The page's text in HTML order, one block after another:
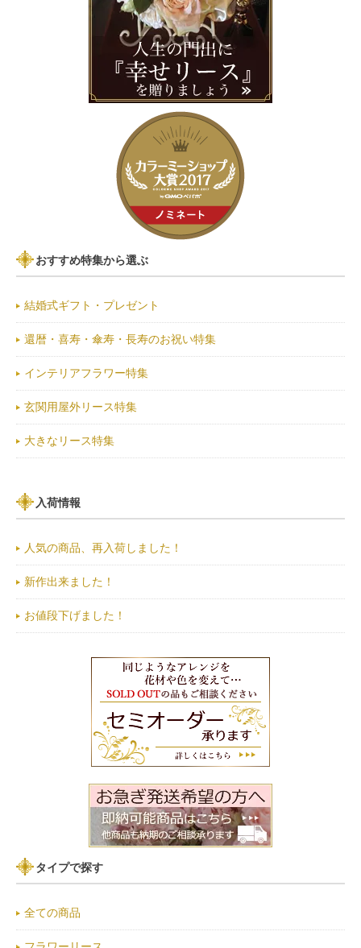
おすすめ特集から選ぶ
結婚式ギフト・プレゼント
還暦・喜寿・傘寿・長寿のお祝い特集
インテリアフラワー特集
玄関用屋外リース特集
大きなリース特集
入荷情報
人気の商品、再入荷しました！
新作出来ました！
お値段下げました！
タイプで探す
全ての商品